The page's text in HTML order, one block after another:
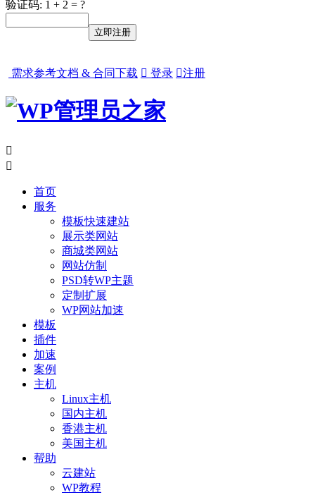
验证码: 1 + 2 = ?
需求参考文档 & 合同下载  登录 注册


首页
服务
模板快速建站
展示类网站
商城类网站
网站仿制
PSD转WP主题
定制扩展
WP网站加速
模板
插件
加速
案例
主机
Linux主机
国内主机
香港主机
美国主机
帮助
云建站
WP教程